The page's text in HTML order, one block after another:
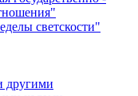
светскости"
другими